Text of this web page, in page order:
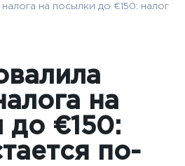
на посылки до €150: налог
на
до €150:
по-